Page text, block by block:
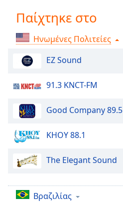
Chapters
Descriptions
descriptions
selected
subtitles
settings,
opens
subtitles
settings
subtitles
off
Παίχτηκε στο
Ηνωμένες Πολιτείες
EZ Sound
91.3 KNCT-FM
Good Company 89.5
KHOY 88.1
The Elegant Sound
Βραζιλίας